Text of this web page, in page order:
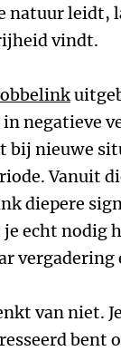
natuur leidt,
vindt.
negatieve
bij nieuwe
Vanuit
diepere
echt nodig
vergadering
van niet.
bent